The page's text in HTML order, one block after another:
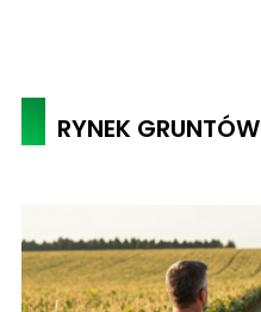
RYNEK GRUNTÓW